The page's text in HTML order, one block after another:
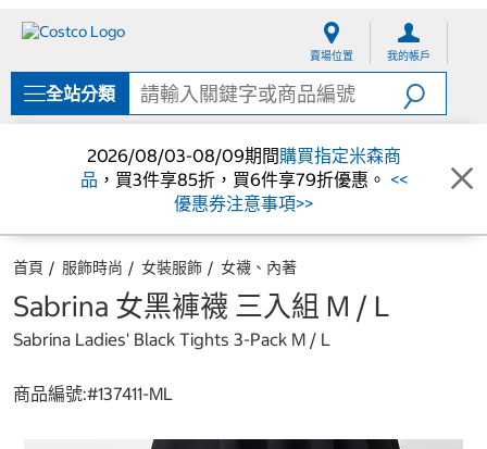
單
賣場位置 我的帳戶
全站分類
2026/08/03-08/09期間購買指定米森商
品 ，買3件享85折，買6件享79折優惠。 <<
優惠券注意事項>>
首頁 服飾時尚 女裝服飾 女襪、內著
Sabrina 女黑褲襪 三入組 M / L
Sabrina Ladies' Black Tights 3-Pack M / L
商品編號:#137411-ML